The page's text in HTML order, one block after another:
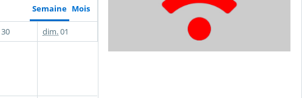
Semaine Mois
30 dim.01